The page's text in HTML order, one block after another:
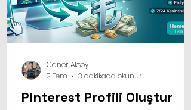
Pinterest Profili Oluştur
Caner Aksoy
2 Tem
3 dakikada okunur